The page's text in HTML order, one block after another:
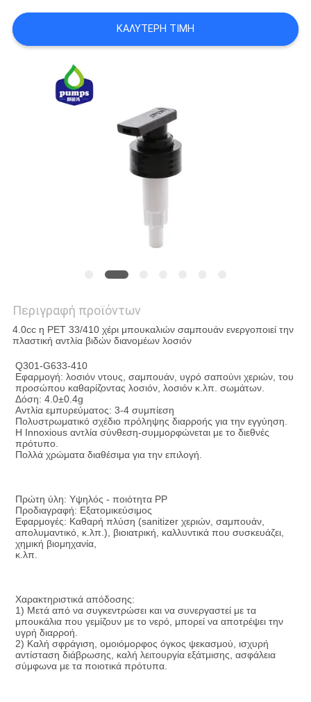
ΖΗΤΉΣΤΕ
ΜΙΑ
ΠΡΟΣΦΟΡΆ
SITEMAP
ΚΑΛΎΤΕΡΗ ΤΙΜΉ
Περιγραφή προϊόντων
4.0cc η PET 33/410 χέρι μπουκαλιών σαμπουάν ενεργοποιεί την
πλαστική αντλία βιδών διανομέων λοσιόν
Q301-G633-410
Εφαρμογή: λοσιόν ντους, σαμπουάν, υγρό σαπούνι χεριών, του
προσώπου καθαρίζοντας λοσιόν, λοσιόν κ.λπ. σωμάτων.
Δόση: 4.0±0.4g
Αντλία εμπυρεύματος: 3-4 συμπίεση
Πολυστρωματικό σχέδιο πρόληψης διαρροής για την εγγύηση.
Η Innoxious αντλία σύνθεση-συμμορφώνεται με το διεθνές
πρότυπο.
Πολλά χρώματα διαθέσιμα για την επιλογή.
Πρώτη ύλη: Υψηλός - ποιότητα PP
Προδιαγραφή: Εξατομικεύσιμος
Εφαρμογές: Καθαρή πλύση (sanitizer χεριών, σαμπουάν,
απολυμαντικό, κ.λπ.), βιοιατρική, καλλυντικά που συσκευάζει,
χημική βιομηχανία,
κ.λπ.
Χαρακτηριστικά απόδοσης:
1) Μετά από να συγκεντρώσει και να συνεργαστεί με τα
μπουκάλια που γεμίζουν με το νερό, μπορεί να αποτρέψει την
υγρή διαρροή.
2) Καλή σφράγιση, ομοιόμορφος όγκος ψεκασμού, ισχυρή
αντίσταση διάβρωσης, καλή λειτουργία εξάτμισης, ασφάλεια
σύμφωνα με τα ποιοτικά πρότυπα.